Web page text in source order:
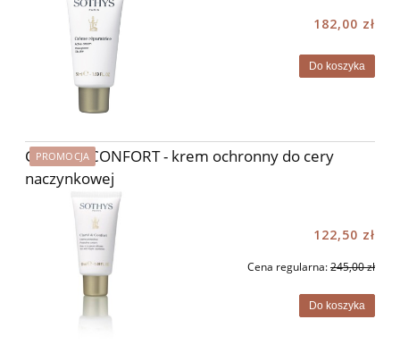
182,00 zł
Do koszyka
CLARTE&CONFORT - krem ochronny do cery
naczynkowej
122,50 zł
Cena regularna:245,00 zł
Do koszyka
PROMOCJA